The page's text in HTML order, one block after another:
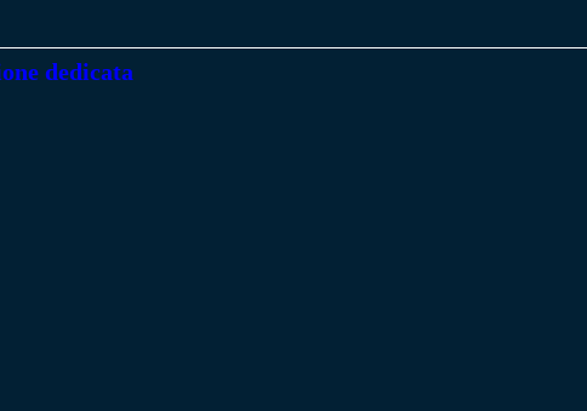
dedicata